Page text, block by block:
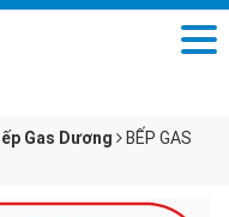
Gas Dương
BẾP GAS